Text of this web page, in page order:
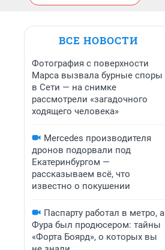
ВСЕ НОВОСТИ
Фотография с поверхности
Марса вызвала бурные споры
в Сети — на снимке
рассмотрели «загадочного
ходящего человека»
Mercedes производителя
дронов подорвали под
Екатеринбургом —
рассказываем всё, что
известно о покушении
Паспарту работал в метро, а
Фура был продюсером: тайны
«Форта Боярд», о которых вы